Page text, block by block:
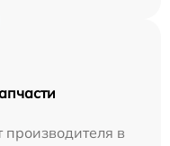
производителя в